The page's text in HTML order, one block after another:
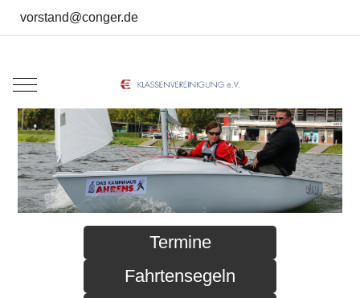
vorstand@conger.de
Mobile Menu Toggle
Termine
Fahrtensegeln